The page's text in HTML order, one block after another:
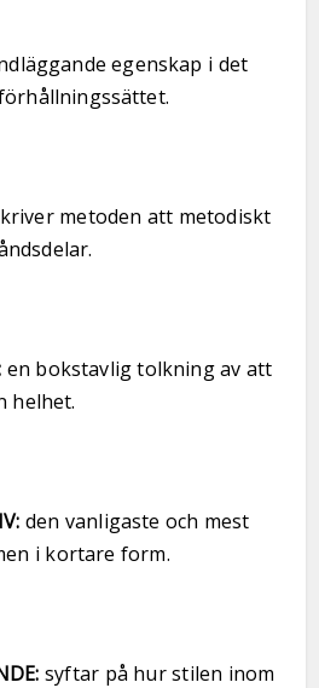
egenskap i det
metoden att metodiskt
en bokstavlig tolkning av att
helhet.
den vanligaste och mest
i kortare form.
syftar på hur stilen inom